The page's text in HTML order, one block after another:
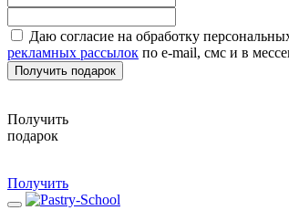
Даю согласие на обработку
рекламных рассылок по e-mail, смс и в
Получить подарок
Получить
подарок
Получить